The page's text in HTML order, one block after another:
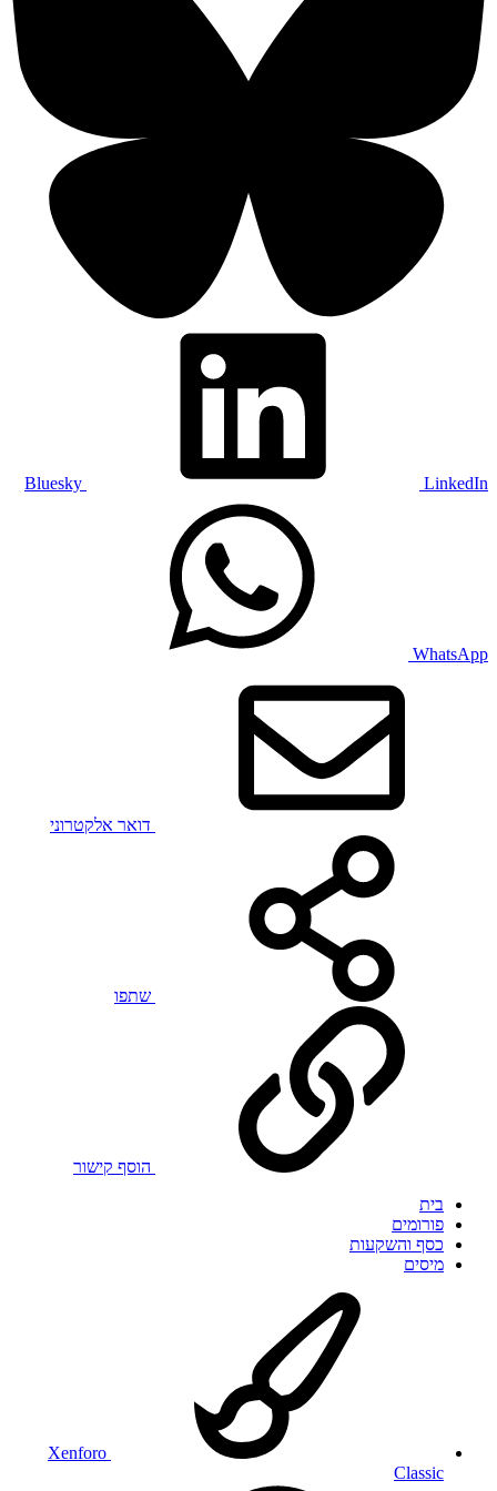
Bluesky LinkedIn
WhatsApp
דואר אלקטרוני
שתפו
הוסף קישור
בית
פורומים
כסף והשקעות
מיסים
Xenforo
Classic